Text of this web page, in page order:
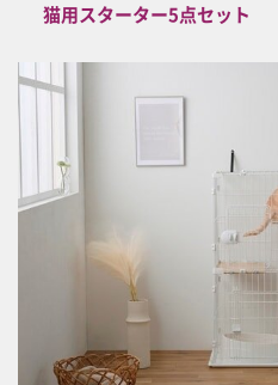
猫用スターター5点セット